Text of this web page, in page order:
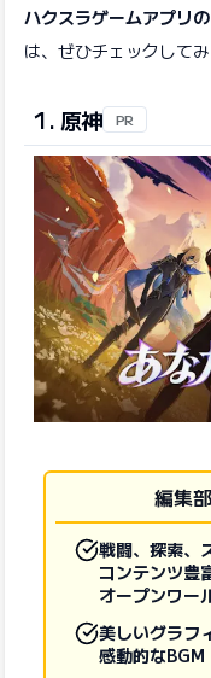
ハクスラゲームアプリ
は、ぜひチェックしてみ
1. 原神 PR
編集
戦闘、探索、
コンテンツ豊
オープンワー
美しいグラフ
感動的なBGM